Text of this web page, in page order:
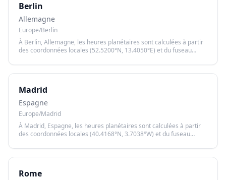
Berlin
Allemagne
Europe/Berlin
À Berlin, Allemagne, les heures planétaires sont calculées à partir
des coordonnées locales (52.5200°N, 13.4050°E) et du fuseau
lever et le coucher du soleil.
Madrid
Espagne
Europe/Madrid
À Madrid, Espagne, les heures planétaires sont calculées à partir
des coordonnées locales (40.4168°N, 3.7038°W) et du fuseau
lever et le coucher du soleil.
Rome